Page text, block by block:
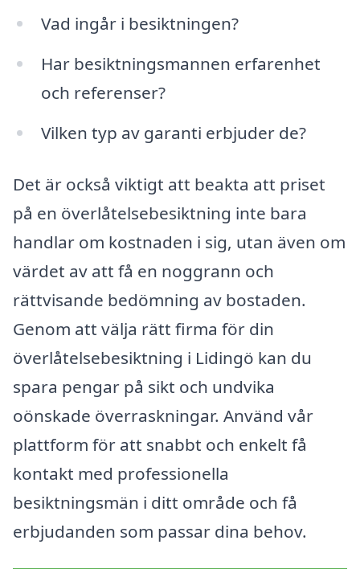
Vad ingår i besiktningen?
Har besiktningsmannen erfarenhet
och referenser?
Vilken typ av garanti erbjuder de?
Det är också viktigt att beakta att priset
på en överlåtelsebesiktning inte bara
handlar om kostnaden i sig, utan även om
värdet av att få en noggrann och
rättvisande bedömning av bostaden.
Genom att välja rätt firma för din
överlåtelsebesiktning i Lidingö kan du
spara pengar på sikt och undvika
oönskade överraskningar. Använd vår
plattform för att snabbt och enkelt få
kontakt med professionella
besiktningsmän i ditt område och få
erbjudanden som passar dina behov.